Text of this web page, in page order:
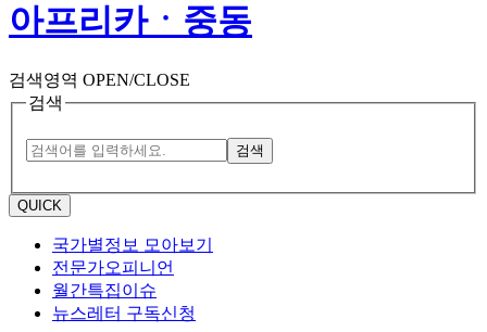
아프리카ㆍ중동
검색영역 OPEN/CLOSE
검색
검색
QUICK
국가별정보 모아보기
전문가오피니언
월간특집이슈
뉴스레터 구독신청